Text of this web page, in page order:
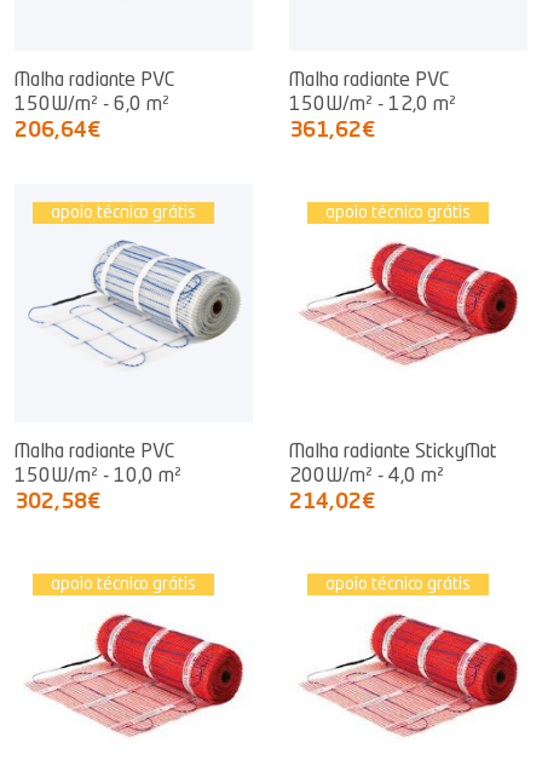
Malha radiante PVC
150W/m² - 6,0 m²
206,64€
Malha radiante PVC
150W/m² - 12,0 m²
361,62€
apoio técnico grátis
Malha radiante PVC
150W/m² - 10,0 m²
302,58€
apoio técnico grátis
Malha radiante StickyMat
200W/m² - 4,0 m²
214,02€
apoio técnico grátis apoio técnico grátis